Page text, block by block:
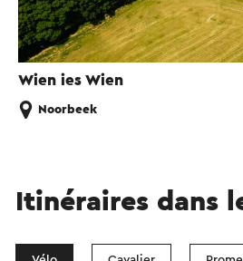
Wien ies Wien
Noorbeek
Itinéraires dans